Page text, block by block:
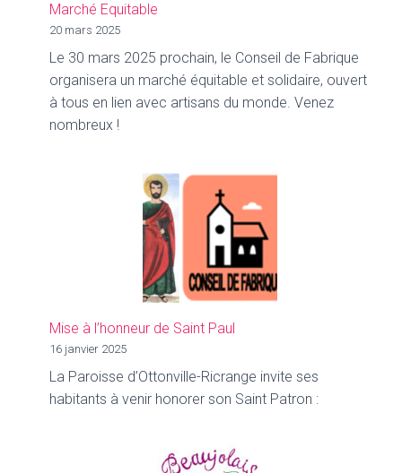
16h00-
Marché Equitable
20 mars 2025
Le 30 mars 2025 prochain, le Conseil de Fabrique
organisera un marché équitable et solidaire, ouvert
à tous en lien avec artisans du monde. Venez
nombreux !
Mise à l’honneur de Saint Paul
16 janvier 2025
La Paroisse d’Ottonville-Ricrange invite ses
habitants à venir honorer son Saint Patron :